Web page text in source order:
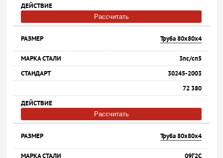
Рассчитать
Труба 80х80х4
3пс/сп5
30245-2003
72 380
Рассчитать
Труба 80х80х4
09Г2С